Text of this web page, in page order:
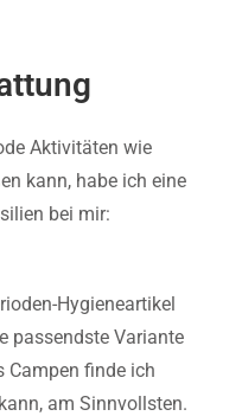
Aktivitäten wie
kann, habe ich eine
bei mir:
Hygieneartikel
passendste Variante
Campen finde ich
am Sinnvollsten.